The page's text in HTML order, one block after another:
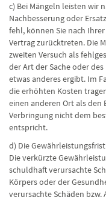
c) Bei Mängeln leisten wir
Nachbesserung oder
fehl, können Sie nach
Vertrag zurücktreten. Die
zweiten Versuch als
der Art der Sache oder
etwas anderes ergibt. Im
die erhöhten Kosten
einen anderen Ort als
Verbringung nicht dem
entspricht.
d) Die
Die verkürzte
schuldhaft verursachte
Körpers oder der
verursachte Schäden bzw.